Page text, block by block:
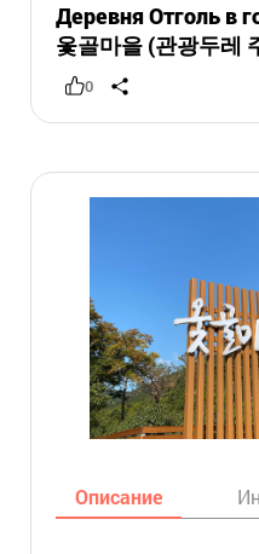
Деревня Отголь в
옻골마을 (관광두레
0
Описание